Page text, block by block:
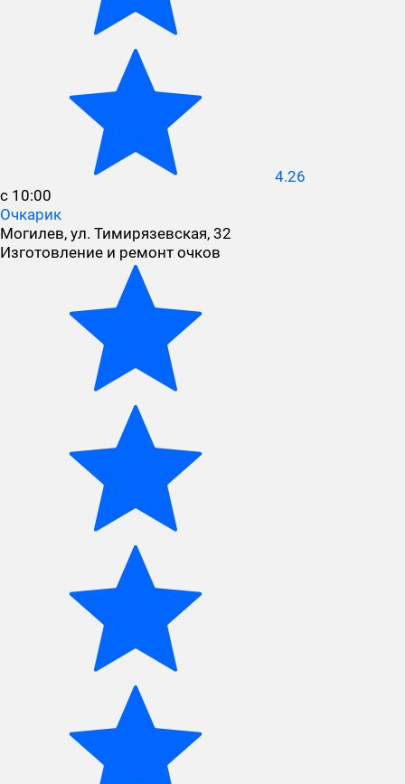
4.26
с 10:00
Очкарик
Могилев, ул. Тимирязевская, 32
Изготовление и ремонт очков